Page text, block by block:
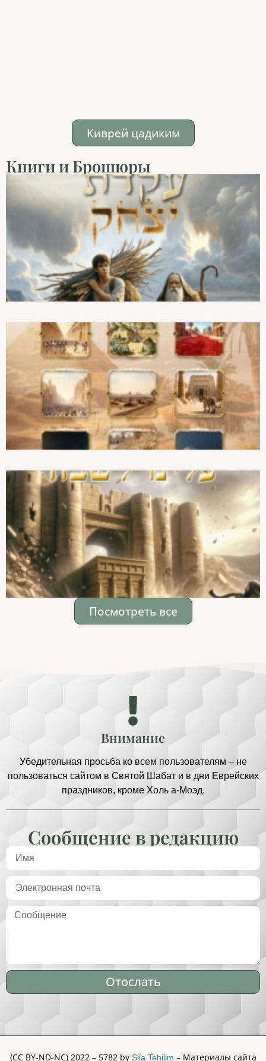
Киврей цадиким
Книги и Брошюры
Посмотреть все
Внимание
Убедительная просьба ко всем пользователям – не
пользоваться сайтом в Святой Шабат и в дни Еврейских
праздников, кроме Холь а-Моэд.
Сообщение в редакцию
Отослать
(CC BY-ND-NC) 2022 – 5782 by Sila Tehilim – Материалы сайта